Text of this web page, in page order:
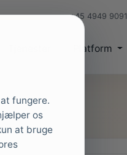
+45 4949 9091
Platform
fungere.
os
at bruge